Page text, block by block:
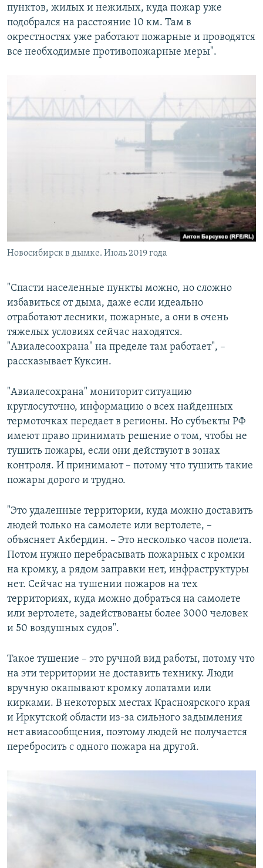
пунктов, жилых и нежилых, куда пожар уже
подобрался на расстояние 10 км. Там в
окрестностях уже работают пожарные и проводятся
все необходимые противопожарные меры".
Новосибирск в дымке. Июль 2019 года
"Спасти населенные пункты можно, но сложно
избавиться от дыма, даже если идеально
отработают лесники, пожарные, а они в очень
тяжелых условиях сейчас находятся.
"Авиалесоохрана" на пределе там работает", –
рассказывает Куксин.
"Авиалесохрана" мониторит ситуацию
круглосуточно, информацию о всех найденных
термоточках передает в регионы. Но субъекты РФ
имеют право принимать решение о том, чтобы не
тушить пожары, если они действуют в зонах
контроля. И принимают – потому что тушить такие
пожары дорого и трудно.
"Это удаленные территории, куда можно доставить
людей только на самолете или вертолете, –
объясняет Акбердин. – Это несколько часов полета.
Потом нужно перебрасывать пожарных с кромки
на кромку, а рядом заправки нет, инфраструктуры
нет. Сейчас на тушении пожаров на тех
территориях, куда можно добраться на самолете
или вертолете, задействованы более 3000 человек
и 50 воздушных судов".
Такое тушение – это ручной вид работы, потому что
на эти территории не доставить технику. Люди
вручную окапывают кромку лопатами или
кирками. В некоторых местах Красноярского края
и Иркутской области из-за сильного задымления
нет авиасообщения, поэтому людей не получается
перебросить с одного пожара на другой.